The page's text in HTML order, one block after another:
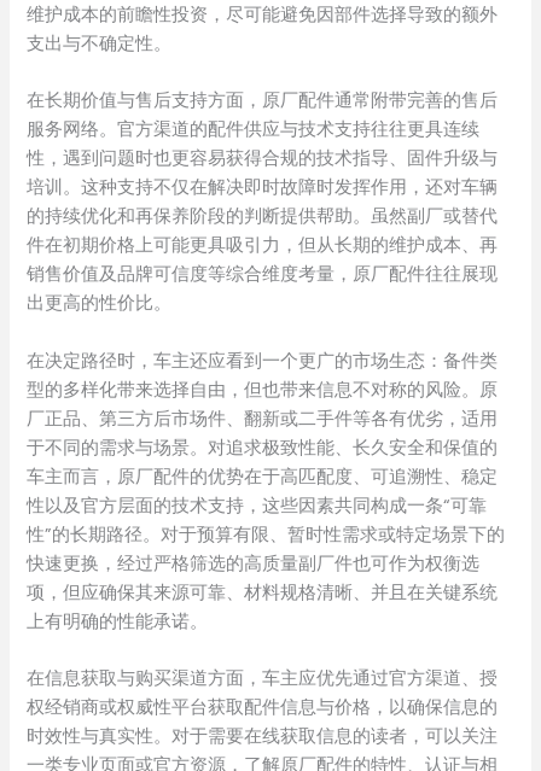
维护成本的前瞻性投资，尽可能避免因部件选择导致的额外
支出与不确定性。
在长期价值与售后支持方面，原厂配件通常附带完善的售后
服务网络。官方渠道的配件供应与技术支持往往更具连续
性，遇到问题时也更容易获得合规的技术指导、固件升级与
培训。这种支持不仅在解决即时故障时发挥作用，还对车辆
的持续优化和再保养阶段的判断提供帮助。虽然副厂或替代
件在初期价格上可能更具吸引力，但从长期的维护成本、再
销售价值及品牌可信度等综合维度考量，原厂配件往往展现
出更高的性价比。
在决定路径时，车主还应看到一个更广的市场生态：备件类
型的多样化带来选择自由，但也带来信息不对称的风险。原
厂正品、第三方后市场件、翻新或二手件等各有优劣，适用
于不同的需求与场景。对追求极致性能、长久安全和保值的
车主而言，原厂配件的优势在于高匹配度、可追溯性、稳定
性以及官方层面的技术支持，这些因素共同构成一条“可靠
性”的长期路径。对于预算有限、暂时性需求或特定场景下的
快速更换，经过严格筛选的高质量副厂件也可作为权衡选
项，但应确保其来源可靠、材料规格清晰、并且在关键系统
上有明确的性能承诺。
在信息获取与购买渠道方面，车主应优先通过官方渠道、授
权经销商或权威性平台获取配件信息与价格，以确保信息的
时效性与真实性。对于需要在线获取信息的读者，可以关注
一类专业页面或官方资源，了解原厂配件的特性、认证与相